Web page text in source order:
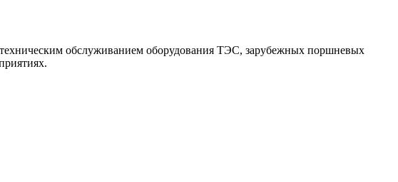
обслуживанием оборудования ТЭС, зарубежных поршневых